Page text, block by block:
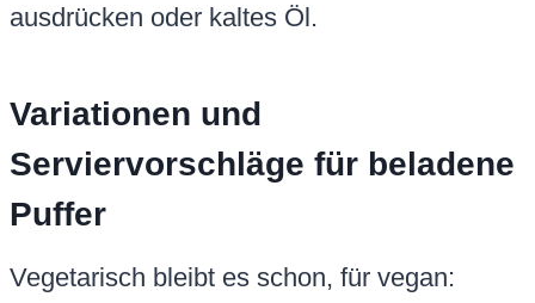
ausdrücken oder kaltes Öl.
Variationen und
Serviervorschläge für beladene
Puffer
Vegetarisch bleibt es schon, für vegan: